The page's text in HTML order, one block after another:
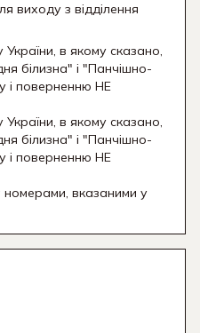
виходу з відділення
в якому сказано,
білизна" і "Панчішно-
і поверненню НЕ
в якому сказано,
білизна" і "Панчішно-
і поверненню НЕ
номерами, вказаними у